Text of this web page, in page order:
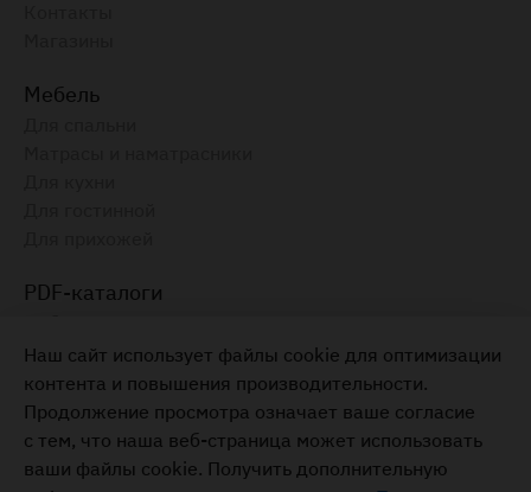
Мебель
PDF-каталоги
Электронный каталог, август 2025
Мебель для вашего дома
+373 22 855-333
Правила и условия
Наш сайт использует файлы cookie для оптимизации
контента и повышения производительности.
Продолжение просмотра означает ваше согласие
с тем, что наша веб-страница может использовать
ваши файлы cookie. Получить дополнительную